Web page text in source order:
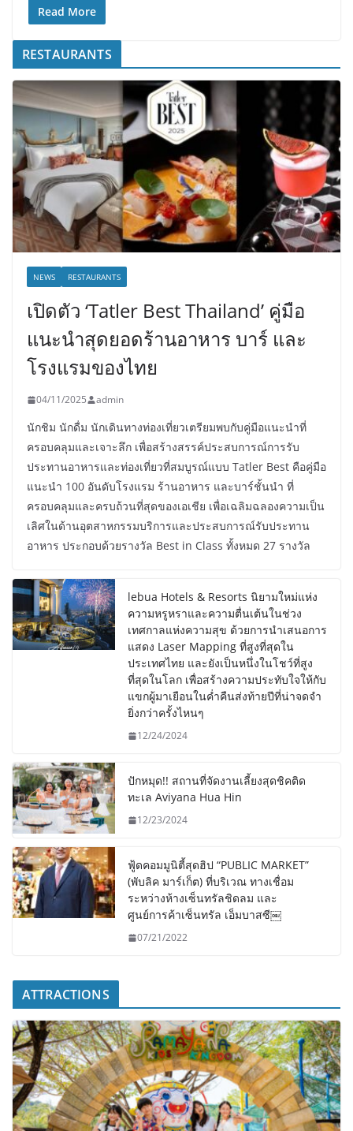
Read More
RESTAURANTS
NEWS RESTAURANTS
เปิดตัว ‘Tatler Best Thailand’ คู่มือ
แนะนำสุดยอดร้านอาหาร บาร์ และ
โรงแรมของไทย
04/11/2025 admin
นักชิม นักดื่ม นักเดินทางท่องเที่ยวเตรียมพบกับคู่มือแนะนำที่
ครอบคลุมและเจาะลึก เพื่อสร้างสรรค์ประสบการณ์การรับ
ประทานอาหารและท่องเที่ยวที่สมบูรณ์แบบ Tatler Best คือคู่มือ
แนะนำ 100 อันดับโรงแรม ร้านอาหาร และบาร์ชั้นนำ ที่
ครอบคลุมและครบถ้วนที่สุดของเอเชีย เพื่อเฉลิมฉลองความเป็น
เลิศในด้านอุตสาหกรรมบริการและประสบการณ์รับประทาน
อาหาร ประกอบด้วยรางวัล Best in Class ทั้งหมด 27 รางวัล
lebua Hotels & Resorts นิยามใหม่แห่ง
ความหรูหราและความตื่นเต้นในช่วง
เทศกาลแห่งความสุข ด้วยการนำเสนอการ
แสดง Laser Mapping ที่สูงที่สุดใน
ประเทศไทย และยังเป็นหนึ่งในโชว์ที่สูง
ที่สุดในโลก เพื่อสร้างความประทับใจให้กับ
แขกผู้มาเยือนในค่ำคืนส่งท้ายปีที่น่าจดจำ
ยิ่งกว่าครั้งไหนๆ
12/24/2024
ปักหมุด!! สถานที่จัดงานเลี้ยงสุดชิคติด
ทะเล Aviyana Hua Hin
12/23/2024
ฟู้ดคอมมูนิตี้สุดฮิป “PUBLIC MARKET”
(พับลิค มาร์เก็ต) ที่บริเวณ ทางเชื่อม
ระหว่างห้างเซ็นทรัลชิดลม และ
ศูนย์การค้าเซ็นทรัล เอ็มบาสซี￼
07/21/2022
ATTRACTIONS